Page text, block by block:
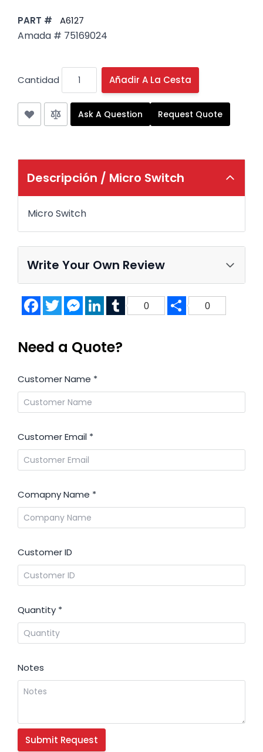
PART # A6127
Amada # 75169024
Cantidad Añadir A La Cesta
Ask A Question Request Quote
Descripción / Micro Switch
Micro Switch
Write Your Own Review
FacebookTwitterMessenger
LinkedInTumblr
0 Share
0
Need a Quote?
Customer Name *
Customer Email *
Comapny Name *
Customer ID
Quantity *
Notes